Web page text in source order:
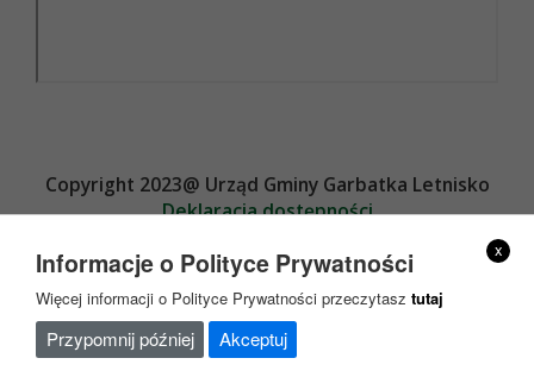
Copyright 2023@ Urząd Gminy Garbatka Letnisko
Deklaracja dostępności
x
Informacje o Polityce Prywatności
Więcej informacji o Polityce Prywatności przeczytasz tutaj
Przypomnij później Akceptuj